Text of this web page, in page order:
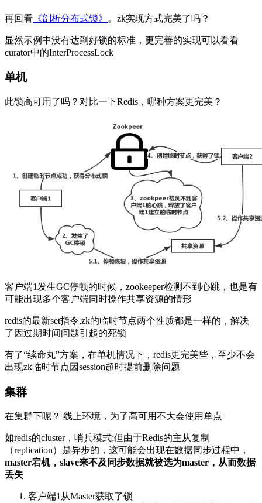
再回看 《剖析分布式锁》 。zk实现方式完美了吗？
显然示例中没有达到好锁的标准，更完善的实现可以看看
curator中的InterProcessLock
单机
此锁高可用了吗？对比一下Redis，哪种方案更完美？
客户端1发生GC停顿的时候，zookeeper检测不到心跳，也是有
可能出现多个客户端同时操作共享资源的情形
redis的最新set指令,zk的临时节点两个性质都是一样的，解决
了因过期时间问题引起的死锁
有了“续命丸”方案，在单机情况下，redis更完美些，至少不会
出现zk临时节点因session超时提前删除问题
集群
在集群下呢？ 线上环境，为了高可用不大会使用单点
如redis的cluster，哨兵模式;但由于Redis的主从复制
（replication）是异步的，这可能会出现在数据同步过程中，
master宕机，slave来不及同步数据就被选为master，从而数据
丢失
客户端1从Master获取了锁